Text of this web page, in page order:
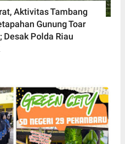
Aktivitas Tambang
Gunung Toar
Desak Polda Riau